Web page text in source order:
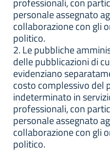
personale assegnato
collaborazione con gli
politico.
2. Le pubbliche
delle pubblicazioni di
evidenziano
costo complessivo del
indeterminato in
professionali, con
personale assegnato
collaborazione con gli
politico.